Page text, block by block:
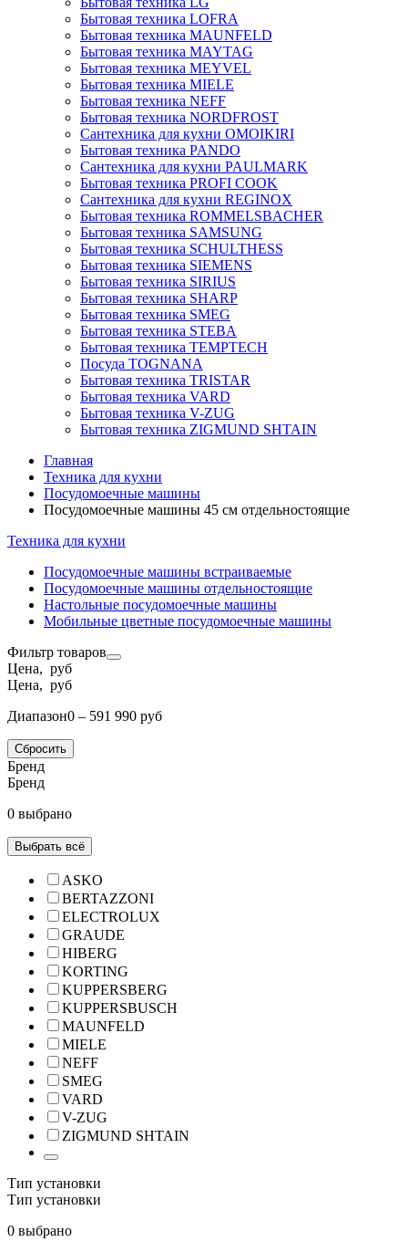
Бытовая техника LOFRA
Бытовая техника MAUNFELD
Бытовая техника MAYTAG
Бытовая техника MEYVEL
Бытовая техника MIELE
Бытовая техника NEFF
Бытовая техника NORDFROST
Сантехника для кухни OMOIKIRI
Бытовая техника PANDO
Сантехника для кухни PAULMARK
Бытовая техника PROFI COOK
Сантехника для кухни REGINOX
Бытовая техника ROMMELSBACHER
Бытовая техника SAMSUNG
Бытовая техника SCHULTHESS
Бытовая техника SIEMENS
Бытовая техника SIRIUS
Бытовая техника SHARP
Бытовая техника SMEG
Бытовая техника STEBA
Бытовая техника TEMPTECH
Посуда TOGNANA
Бытовая техника TRISTAR
Бытовая техника VARD
Бытовая техника V-ZUG
Бытовая техника ZIGMUND SHTAIN
Главная
Техника для кухни
Посудомоечные машины
Посудомоечные машины 45 см отдельностоящие
Техника для кухни
Посудомоечные машины встраиваемые
Посудомоечные машины отдельностоящие
Настольные посудомоечные машины
Мобильные цветные посудомоечные машины
Фильтр товаров
Цена, руб
Цена, руб
Диапазон0 – 591 990 руб
Сбросить
Бренд
Бренд
0 выбрано
Выбрать всё
ASKO
BERTAZZONI
ELECTROLUX
GRAUDE
HIBERG
KORTING
KUPPERSBERG
KUPPERSBUSCH
MAUNFELD
MIELE
NEFF
SMEG
VARD
V-ZUG
ZIGMUND SHTAIN
Тип установки
Тип установки
0 выбрано